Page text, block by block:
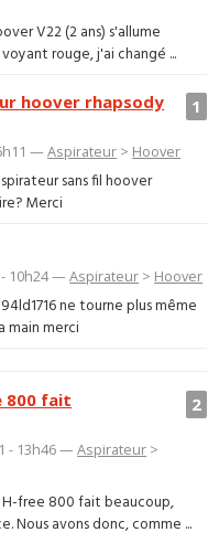
V22 (2 ans) s'allume
rouge, j'ai changé ...
1
hoover rhapsody
—Aspirateur > Hoover
sans fil hoover
Merci
- 10h24 —Aspirateur > Hoover
ne tourne plus même
main merci
2
800 fait
- 13h46 —Aspirateur >
free 800 fait beaucoup,
Nous avons donc, comme ...